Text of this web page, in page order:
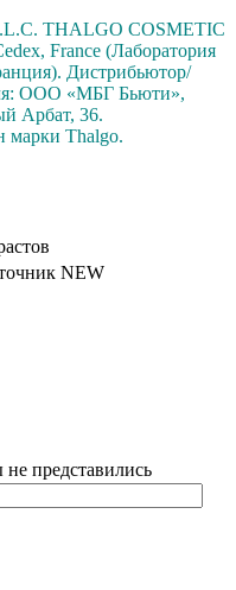
THALGO COSMETIC
France (Лаборатория
Дистрибьютор/
ООО «МБГ Бьюти»,
Арбат, 36.
марки Thalgo.
NEW
представились